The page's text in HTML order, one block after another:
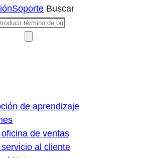
Soporte Buscar
de aprendizaje
de ventas
al cliente